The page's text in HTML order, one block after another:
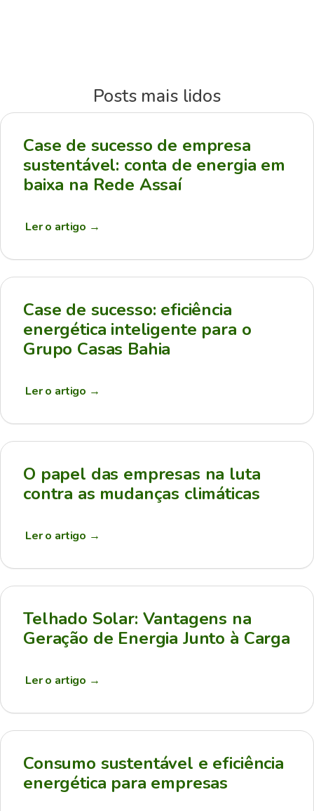
Posts mais lidos
Case de sucesso de empresa
sustentável: conta de energia em
baixa na Rede Assaí
Ler o artigo →
Case de sucesso: eficiência
energética inteligente para o
Grupo Casas Bahia
Ler o artigo →
O papel das empresas na luta
contra as mudanças climáticas
Ler o artigo →
Telhado Solar: Vantagens na
Geração de Energia Junto à Carga
Ler o artigo →
Consumo sustentável e eficiência
energética para empresas